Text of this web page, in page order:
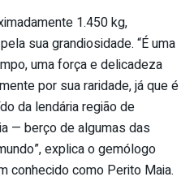
1.450 kg,
sua grandiosidade. “É uma
uma força e delicadeza
por sua raridade, já que é
da lendária região de
— berço de algumas das
explica o gemólogo
conhecido como Perito Maia.